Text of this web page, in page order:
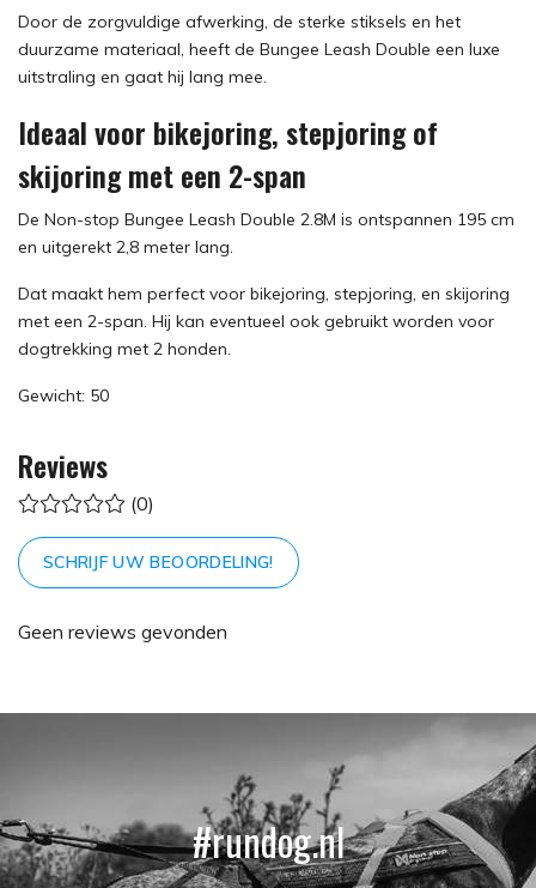
Door de zorgvuldige afwerking, de sterke stiksels en het
duurzame materiaal, heeft de Bungee Leash Double een luxe
uitstraling en gaat hij lang mee.
Ideaal voor bikejoring, stepjoring of
skijoring met een 2-span
De Non-stop Bungee Leash Double 2.8M is ontspannen 195 cm
en uitgerekt 2,8 meter lang.
Dat maakt hem perfect voor bikejoring, stepjoring, en skijoring
met een 2-span. Hij kan eventueel ook gebruikt worden voor
dogtrekking met 2 honden.
Gewicht: 50
Reviews
(0)
SCHRIJF UW BEOORDELING!
Geen reviews gevonden
#rundog.nl